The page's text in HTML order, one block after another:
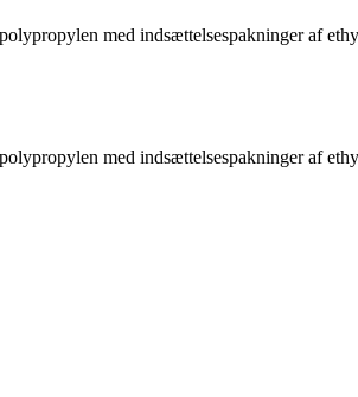
med indsættelsespakninger af
med indsættelsespakninger af